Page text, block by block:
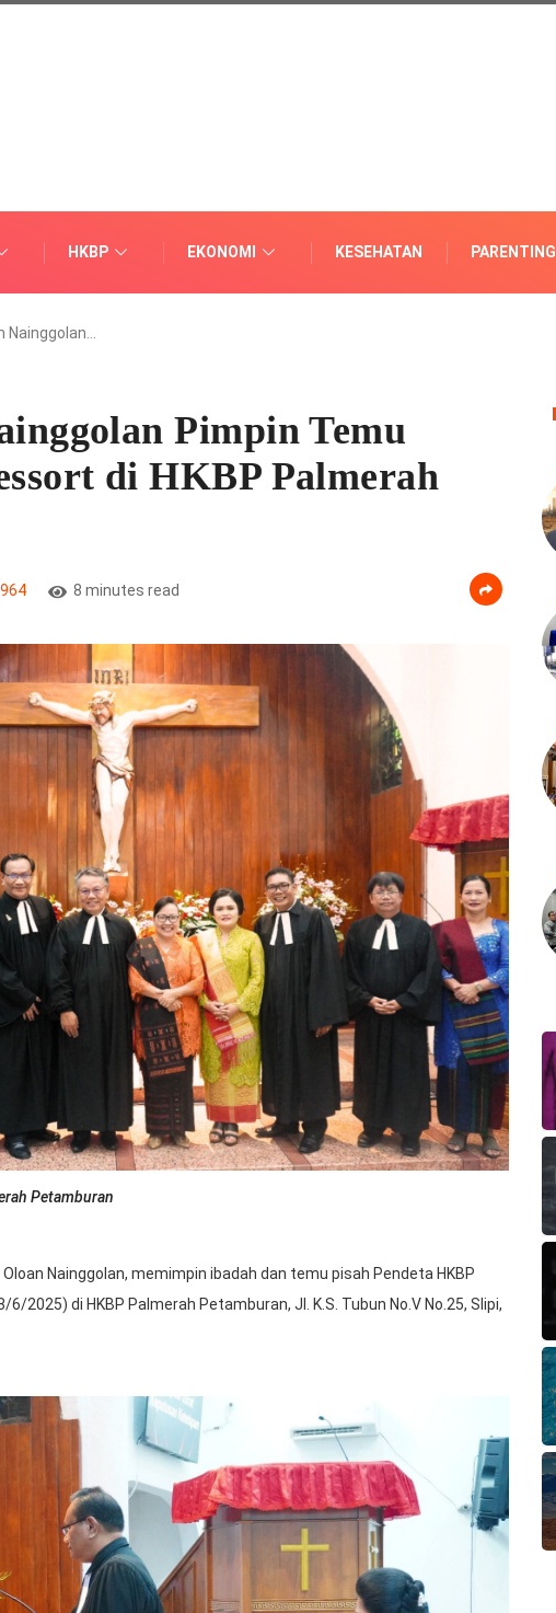
HKBP EKONOMI KESEHATAN PARENTING
Nainggolan…
Pimpin Temu
di HKBP Palmerah
964 8 minutes read
Petamburan
Nainggolan, memimpin ibadah dan temu pisah Pendeta HKBP
2025) di HKBP Palmerah Petamburan, Jl. K.S. Tubun No.V No.25, Slipi,